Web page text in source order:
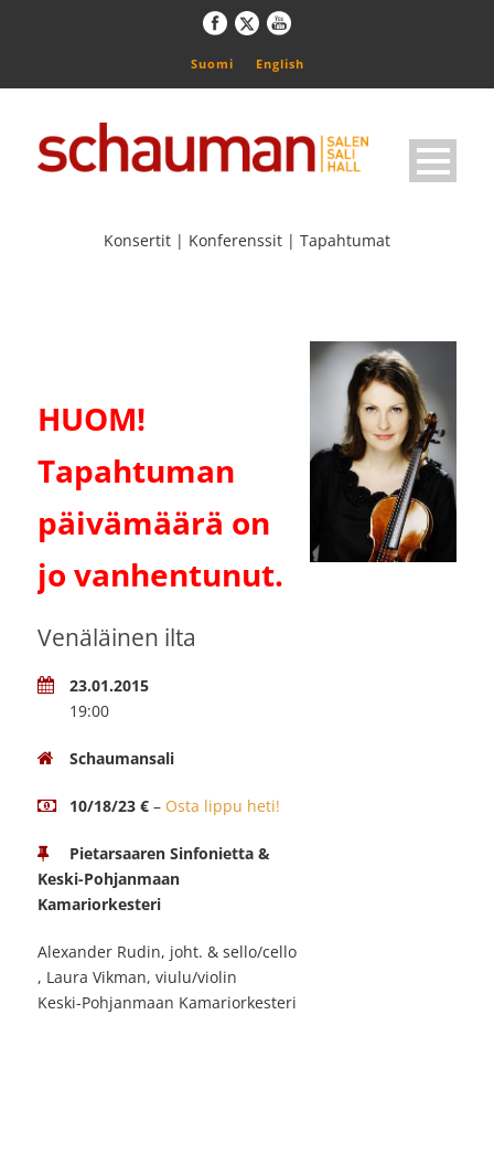
Suomi English
Konsertit | Konferenssit | Tapahtumat
HUOM!
Tapahtuman
päivämäärä on
jo vanhentunut.
Venäläinen ilta
23.01.2015
19:00
Schaumansali
10/18/23 € – Osta lippu heti!
Pietarsaaren Sinfonietta &
Keski-Pohjanmaan
Kamariorkesteri
Alexander Rudin, joht. & sello/cello
, Laura Vikman, viulu/violin
Keski-Pohjanmaan Kamariorkesteri